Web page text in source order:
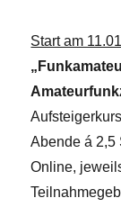
Start am
Abende á 2,5
Online,